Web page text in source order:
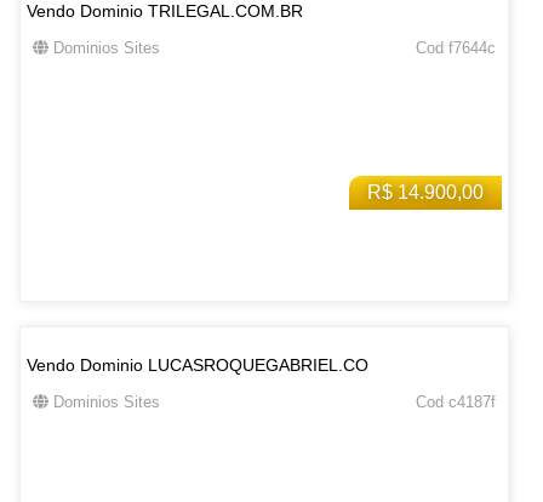
R$ 14.900,00
Vendo Dominio TRILEGAL.COM.BR
Dominios Sites Cod f7644c
Vendo Dominio LUCASROQUEGABRIEL.CO
Dominios Sites Cod c4187f